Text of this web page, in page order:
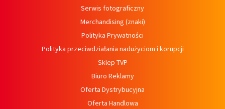
Serwis fotograficzny
Merchandising (znaki)
Polityka Prywatności
Polityka przeciwdziałania nadużyciom i korupcji
Sklep TVP
Biuro Reklamy
Oferta Dystrybucyjna
Oferta Handlowa